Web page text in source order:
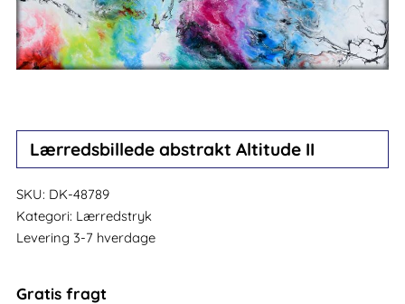
Lærredsbillede abstrakt Altitude II
SKU: DK-48789
Kategori: Lærredstryk
Levering 3-7 hverdage
Gratis fragt